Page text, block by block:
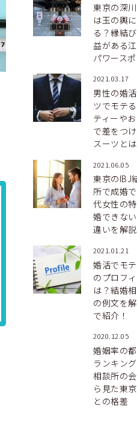
東京の深
は玉の輿
る？縁結
益がある
パワースポ
2021.03.17
男性の婚
ツでモテ
ティーや
で差をつ
スーツとは
2021.06.05
東京のIBJ
所で成婚
代女性の
婚できな
違いを解説
2021.01.21
婚活でモ
のプロフ
は？結婚
の例文を
で紹介！
2020.12.05
婚姻率の
ランキン
相談所の
ら見た東
との格差